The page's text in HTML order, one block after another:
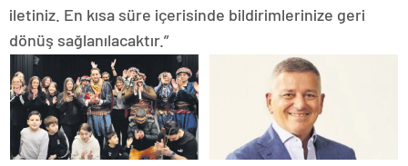
iletiniz. En kısa süre içerisinde bildirimlerinize geri
dönüş sağlanılacaktır.”